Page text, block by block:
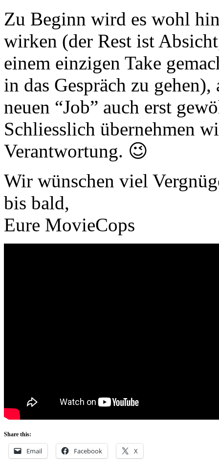
Zu Beginn wird es wohl
wirken (der Rest ist
einem einzigen Take
in das Gespräch zu
neuen “Job” auch erst
Schliesslich übernehmen
Verantwortung. 😉
Wir wünschen viel
bis bald,
Eure MovieCops
Share this:
Email Facebook X